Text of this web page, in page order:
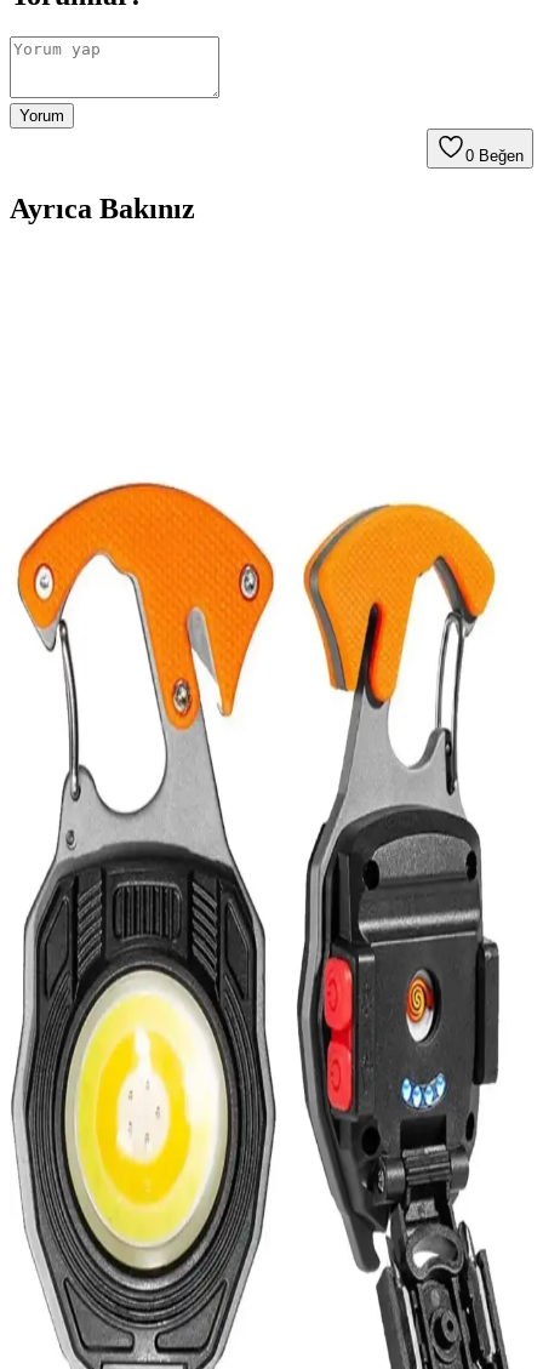
Yorum
0 Beğen
Ayrıca Bakınız
Dayanıklı ve Pratik Oturma Çözümü
Dükkanönü'nün 2'li katlanır kamp sandalyesi, dayanıklı metal yapısı
ve pratik tasarımıyla açık hava etkinliklerinde konfor sağlar, cepli
tasarımıyla kullanım kolaylığı sunar.
Simple Living 2'li Piknik ve Kamp Sandalyesi
Kırmızı - Dayanıklı ve Pratik Dış Mekan Oturma
Çözümü
Dayanıklı malzemeleri ve şık tasarımıyla öne çıkan Simple Living
2'li kamp sandalyesi, hafifliği ve kolay taşınabilirliğiyle dış mekan
aktivitelerinde rahatlık sağlar.
ACY STORE Ürünleri Karşılaştırması: Katlanabilir
Plastik Hasır ve Piknik Hasırı Özellikleri
İki ACY STORE hasır ürünü, malzeme, kullanım alanları ve
dayanıklılık açısından karşılaştırılıyor. Katlanabilir plastik hasır
pratiklik ve taşınabilirlik sunarken, piknik hasırı genişliği ve
sağlamlığıyla öne çıkıyor.
Bahçenize Şık ve Fonksiyonel Ayaklı Mangal
Seçenekleri ve Dekorasyon İpuçları
Modern bahçe dekorasyonunda ayaklı mangal, şıklık ve
fonksiyonelliği bir arada sunar. Dayanıklı malzemeleri ve estetik
tasarımıyla alanınıza değer katar, keyifli anlar yaratmanıza olanak
sağlar.
TuruncuFil Alüminyum Katlanabilir Kamp ve
Piknik Masası Özellikleri ve Kullanım Alanları
Dayanıklı alüminyum yapısı ve portatif tasarımıyla turuncufil kamp
masası, açık hava aktiviteleri için ideal, hafif ve kolay taşınabilir, su
geçirmez yüzeyiyle uzun ömürlü kullanım sunar.
Karahisarlı Cata CT-9185 Radar Hareket Sensörü: